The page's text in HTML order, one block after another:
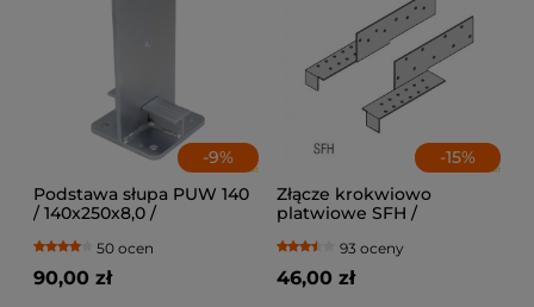
-9%
Podstawa słupa PUW 140
/ 140x250x8,0 /
50 ocen
90,00 zł
-15%
Złącze krokwiowo
platwiowe SFH /
93 oceny
46,00 zł